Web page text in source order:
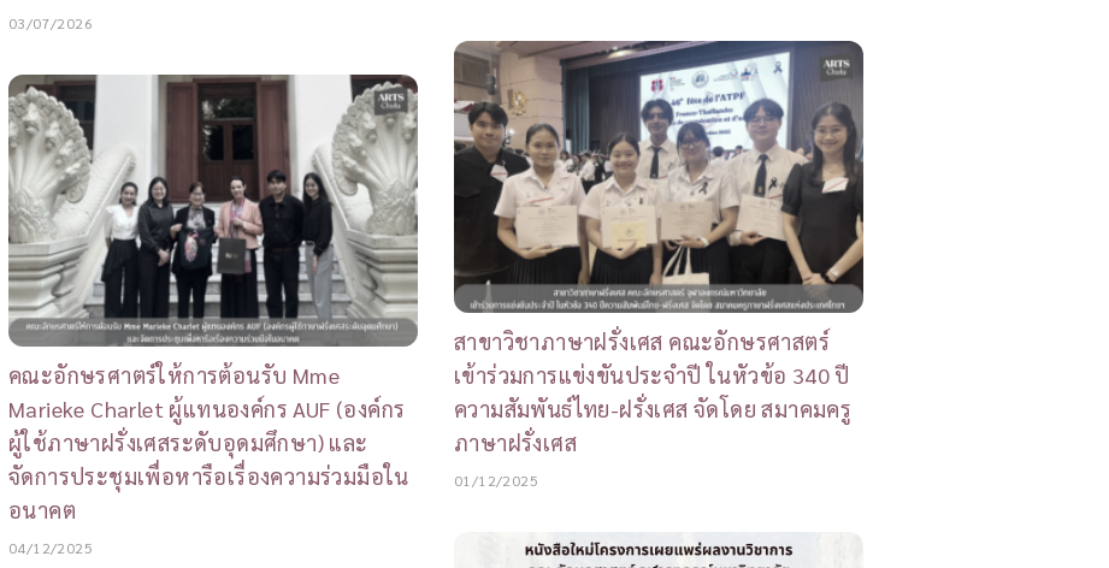
03/07/2026
คณะอักษรศาตร์ให้การต้อนรับ Mme
Marieke Charlet ผู้แทนองค์กร AUF (องค์กร
ผู้ใช้ภาษาฝรั่งเศสระดับอุดมศึกษา) และ
จัดการประชุมเพื่อหารือเรื่องความร่วมมือใน
อนาคต
04/12/2025
สาขาวิชาภาษาฝรั่งเศส คณะอักษรศาสตร์
เข้าร่วมการแข่งขันประจำปี ในหัวข้อ 340 ปี
ความสัมพันธ์ไทย-ฝรั่งเศส จัดโดย สมาคมครู
ภาษาฝรั่งเศส
01/12/2025